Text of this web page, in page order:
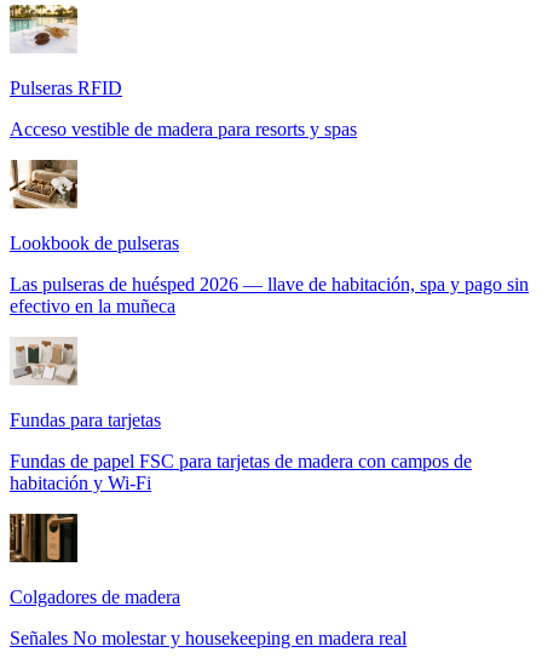
Pulseras RFID
Acceso vestible de madera para resorts y spas
Lookbook de pulseras
Las pulseras de huésped 2026 — llave de habitación, spa y pago sin
efectivo en la muñeca
Fundas para tarjetas
Fundas de papel FSC para tarjetas de madera con campos de
habitación y Wi-Fi
Colgadores de madera
Señales No molestar y housekeeping en madera real